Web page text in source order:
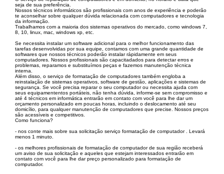
seja de sua preferência.
Nossos técnicos informáticos são profissionais com anos de experiência e poderão
te aconselhar sobre qualquer dúvida relacionada com computadores e tecnologia
da informação.
Trabalhamos com a maioria dos sistemas operativos do mercado, como windows 7,
8, 10, linux, mac, windows xp, etc.
Se necessita instalar um software adicional para o melhor funcionamento das
tarefas desenvolvidas por sua equipe, contamos com uma grande quantidade de
softwares que nossos técnicos poderão instalar rápidamente em seus
computadores. Nossos profissionais são capacitadados para detectar erros e
problemas, reparamos e substituímos peças e fazemos manutenção técnica
interna.
Além disso, o serviço de formatação de computadores também engloba a
reinstalação de sistemas operativos, software de gestão, aplicações e sistemas de
segurança. Se você precisa reparar o seu computador ou necessita ajuda com
seus equipamententos portáteis, não tenha dúvida, informe-se sem compromisso e
até 4 técnicos em informática entrarão em contato com você para lhe dar um
orçamento personalizado em poucas horas, incluindo o deslocamento até seu
domicílio, para qualquer manutenção de computadores que precise. Nossos preços
são acessíveis e competitivos.
Como funciona?
- nos conte mais sobre sua solicitação serviço formatação de computador . Levará
menos 1 minuto.
- os melhores profissionais de formatação de computador de sua região receberá
um aviso de sua solicitação e aqueles que estejam interessados entrarão em
contato com você para lhe dar preço personalizado para formatação de
computador.